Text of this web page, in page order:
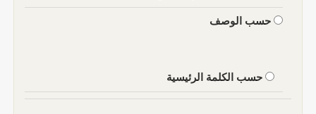
حسب الوصف
حسب الكلمة الرئيسية